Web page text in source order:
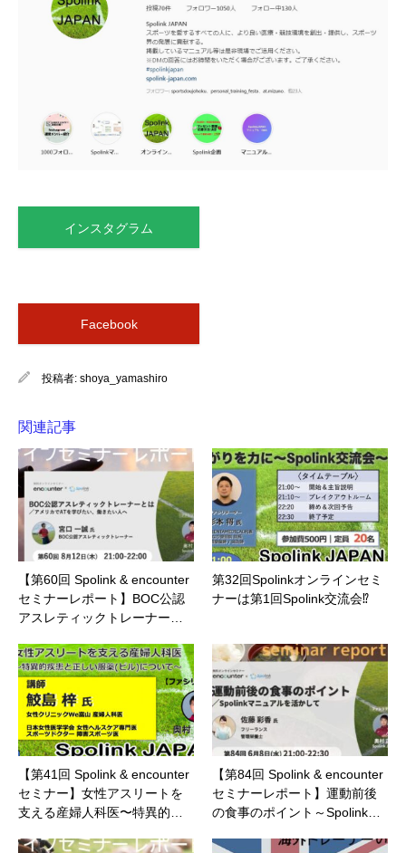
インスタグラム
Facebook
投稿者: shoya_yamashiro
関連記事
【第60回 Spolink & encounter
セミナーレポート】BOC公認
アスレティックトレーナー…
第32回Spolinkオンラインセミ
ナーは第1回Spolink交流会⁉
【第41回 Spolink & encounter
セミナー】女性アスリートを
支える産婦人科医〜特異的…
【第84回 Spolink & encounter
セミナーレポート】運動前後
の食事のポイント～Spolink…